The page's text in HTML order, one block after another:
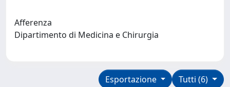
Afferenza
Dipartimento di Medicina e Chirurgia
Tutti (6)
Esportazione